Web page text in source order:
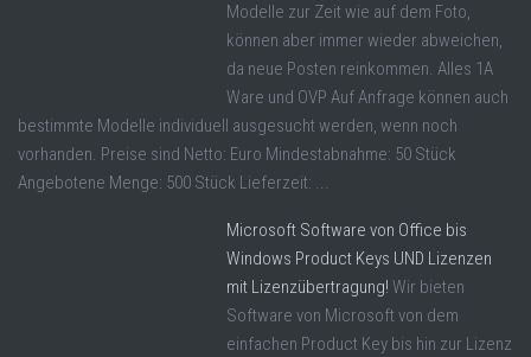
Modelle zur Zeit wie auf dem Foto,
können aber immer wieder abweichen,
da neue Posten reinkommen. Alles 1A
Ware und OVP Auf Anfrage können auch
bestimmte Modelle individuell ausgesucht werden, wenn noch
vorhanden. Preise sind Netto: Euro Mindestabnahme: 50 Stück
Angebotene Menge: 500 Stück Lieferzeit: ...
Microsoft Software von Office bis
Windows Product Keys UND Lizenzen
mit Lizenzübertragung! Wir bieten
Software von Microsoft von dem
einfachen Product Key bis hin zur Lizenz